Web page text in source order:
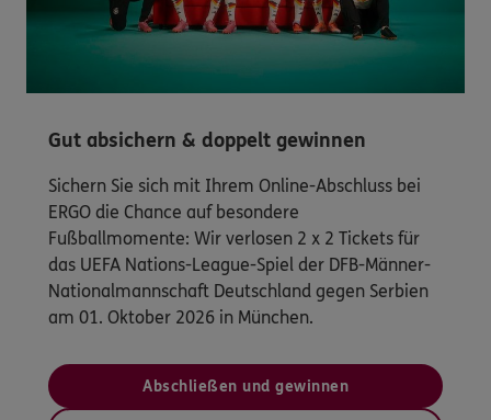
Gut absichern & doppelt gewinnen
Sichern Sie sich mit Ihrem Online-Abschluss bei
ERGO die Chance auf besondere
Fußballmomente: Wir verlosen 2 x 2 Tickets für
das UEFA Nations-League-Spiel der DFB-Männer-
Nationalmannschaft Deutschland gegen Serbien
am 01. Oktober 2026 in München.
Abschließen und gewinnen